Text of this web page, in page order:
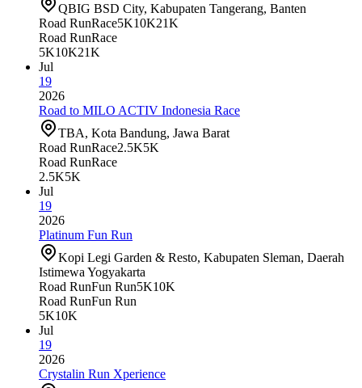
QBIG BSD City, Kabupaten Tangerang, Banten
Road RunRace5K10K21K
Road RunRace
5K10K21K
Jul
19
2026
Road to MILO ACTIV Indonesia Race
TBA, Kota Bandung, Jawa Barat
Road RunRace2.5K5K
Road RunRace
2.5K5K
Jul
19
2026
Platinum Fun Run
Kopi Legi Garden & Resto, Kabupaten Sleman, Daerah
Istimewa Yogyakarta
Road RunFun Run5K10K
Road RunFun Run
5K10K
Jul
19
2026
Crystalin Run Xperience